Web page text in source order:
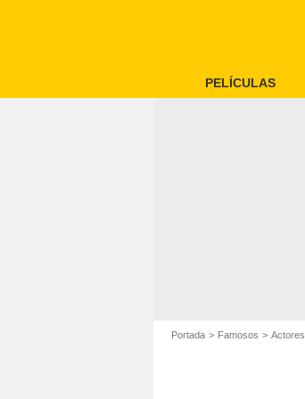
PELÍCULAS
Portada Famosos Actores